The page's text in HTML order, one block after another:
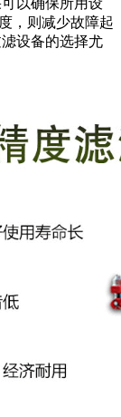
以确保所用设
，则减少故障起
设备的选择尤